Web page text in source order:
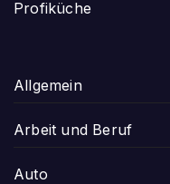
Profiküche
Allgemein
Arbeit und Beruf
Auto